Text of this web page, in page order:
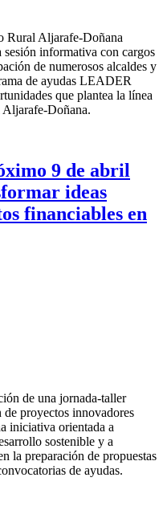
Rural Aljarafe-Doñana
informativa con cargos
de numerosos alcaldes y
de ayudas LEADER
que plantea la línea
Doñana.
9 de abril
ideas
financiables en
de una jornada-taller
proyectos innovadores
iniciativa orientada a
sostenible y a
la preparación de propuestas
de ayudas.